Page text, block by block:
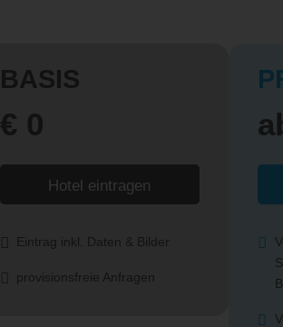
BASIS
€ 0
Hotel eintragen
Eintrag inkl. Daten & Bilder
provisionsfreie Anfragen